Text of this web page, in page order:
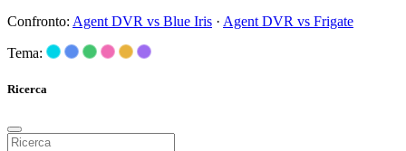
Confronto: Agent DVR vs Blue Iris · Agent DVR vs Frigate
Tema:
Ricerca